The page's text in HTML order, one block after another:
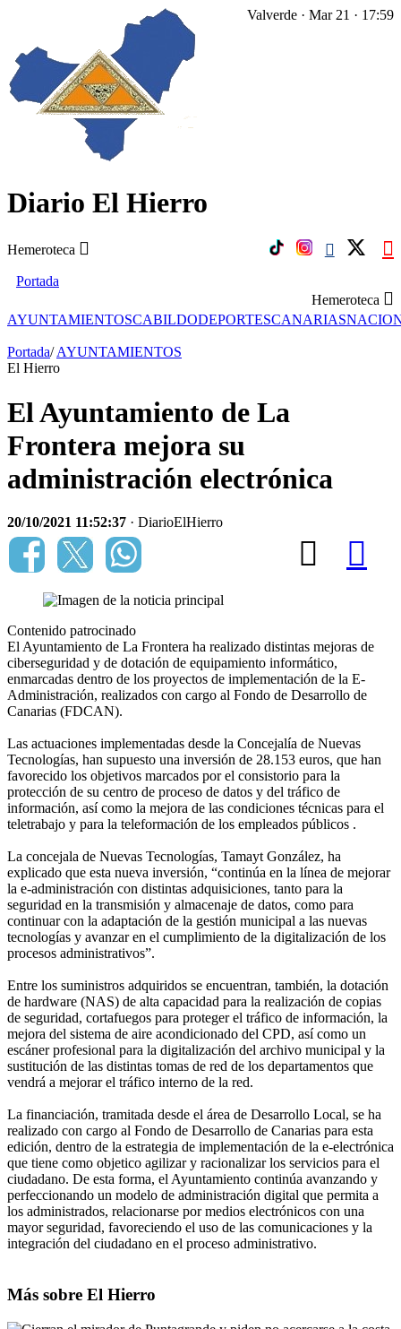
Diario El Hierro
Hemeroteca
Valverde · Mar 21 · 17:59
Portada
Hemeroteca
AYUNTAMIENTOSCABILDODEPORTESCANARIAS
Portada/AYUNTAMIENTOS
El Hierro
El Ayuntamiento de La
Frontera mejora su
administración electrónica
20/10/2021 11:52:37 · DiarioElHierro
Contenido patrocinado
El Ayuntamiento de La Frontera ha realizado distintas mejoras de
ciberseguridad y de dotación de equipamiento informático,
enmarcadas dentro de los proyectos de implementación de la E-
Administración, realizados con cargo al Fondo de Desarrollo de
Canarias (FDCAN).
Las actuaciones implementadas desde la Concejalía de Nuevas
Tecnologías, han supuesto una inversión de 28.153 euros, que han
favorecido los objetivos marcados por el consistorio para la
protección de su centro de proceso de datos y del tráfico de
información, así como la mejora de las condiciones técnicas para el
teletrabajo y para la teleformación de los empleados públicos .
La concejala de Nuevas Tecnologías, Tamayt González, ha
explicado que esta nueva inversión, “continúa en la línea de mejorar
la e-administración con distintas adquisiciones, tanto para la
seguridad en la transmisión y almacenaje de datos, como para
continuar con la adaptación de la gestión municipal a las nuevas
tecnologías y avanzar en el cumplimiento de la digitalización de los
procesos administrativos”.
Entre los suministros adquiridos se encuentran, también, la dotación
de hardware (NAS) de alta capacidad para la realización de copias
de seguridad, cortafuegos para proteger el tráfico de información, la
mejora del sistema de aire acondicionado del CPD, así como un
escáner profesional para la digitalización del archivo municipal y la
sustitución de las distintas tomas de red de los departamentos que
vendrá a mejorar el tráfico interno de la red.
La financiación, tramitada desde el área de Desarrollo Local, se ha
realizado con cargo al Fondo de Desarrollo de Canarias para esta
edición, dentro de la estrategia de implementación de la e-electrónica
que tiene como objetico agilizar y racionalizar los servicios para el
ciudadano. De esta forma, el Ayuntamiento continúa avanzando y
perfeccionando un modelo de administración digital que permita a
los administrados, relacionarse por medios electrónicos con una
mayor seguridad, favoreciendo el uso de las comunicaciones y la
integración del ciudadano en el proceso administrativo.
Más sobre El Hierro